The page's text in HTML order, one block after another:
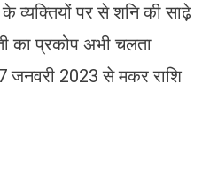
व्यक्तियों पर से शनि की साढ़े
का प्रकोप अभी चलता
जनवरी 2023 से मकर राशि